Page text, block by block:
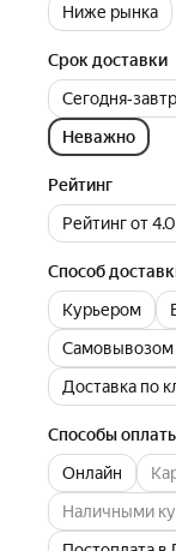
Ниже рынка
Срок доставки
Неважно
Рейтинг
Рейтинг от 4.0
Способ
Курьером
Самовывозом
Доставка по
Способы
Онлайн
Наличными